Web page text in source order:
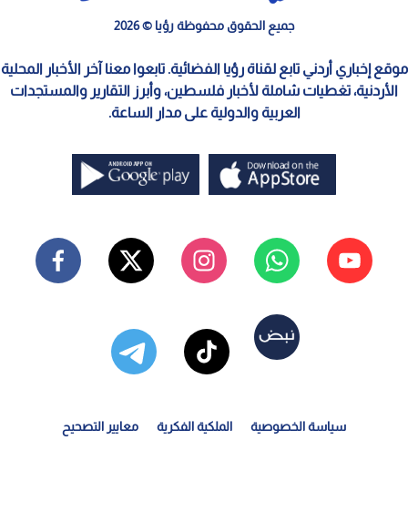
جميع الحقوق محفوظة رؤيا © 2026
موقع إخباري أردني تابع لقناة رؤيا الفضائية. تابعوا معنا آخر الأخبار المحلية
الأردنية، تغطيات شاملة لأخبار فلسطين، وأبرز التقارير والمستجدات
العربية والدولية على مدار الساعة.
سياسة الخصوصية الملكية الفكرية معايير التصحيح